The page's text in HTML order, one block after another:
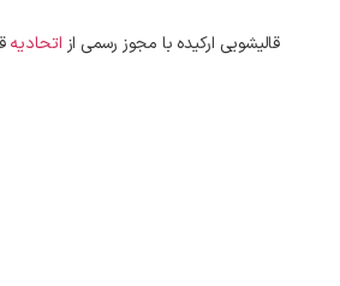
قالیشویی ارکیده با مجوز رسمی از اتحادیه